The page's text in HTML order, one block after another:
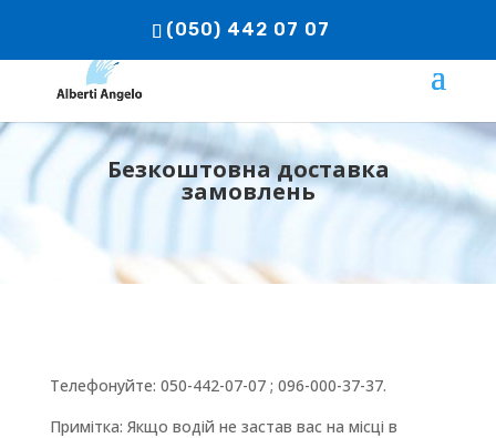
(050) 442 07 07
Безкоштовна доставка
замовлень
Телефонуйте: 050-442-07-07 ; 096-000-37-37.
Примітка: Якщо водій не застав вас на місці в